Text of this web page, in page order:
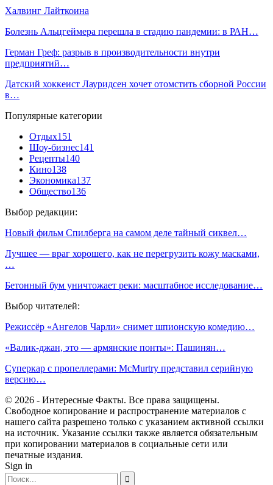
Халвинг Лайткоина
Болезнь Альцгеймера перешла в стадию пандемии: в РАН…
Герман Греф: разрыв в производительности внутри
предприятий…
Датский хоккеист Лауридсен хочет отомстить сборной России
в…
Популярные категории
Отдых151
Шоу-бизнес141
Рецепты140
Кино138
Экономика137
Общество136
Выбор редакции:
Новый фильм Спилберга на самом деле тайный сиквел…
Лучшее — враг хорошего, как не перегрузить кожу масками,
…
Бетонный бум уничтожает реки: масштабное исследование…
Выбор читателей:
Режиссёр «Ангелов Чарли» снимет шпионскую комедию…
«Валик-джан, это — армянские понты»: Пашинян…
Суперкар с пропеллерами: McMurtry представил серийную
версию…
© 2026 - Интересные Факты. Все права защищены.
Свободное копирование и распространение материалов с
нашего сайта разрешено только с указанием активной ссылки
на источник. Указание ссылки также является обязательным
при копировании материалов в социальные сети или
печатные издания.
Sign in